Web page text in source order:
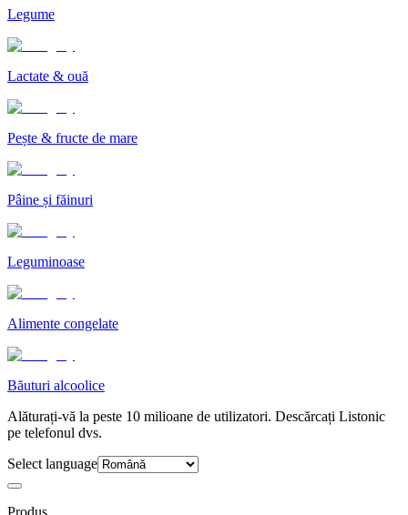
Legume
Lactate & ouă
Pește & fructe de mare
Pâine și făinuri
Leguminoase
Alimente congelate
Băuturi alcoolice
Alăturați-vă la peste 10 milioane de utilizatori. Descărcați Listonic
pe telefonul dvs.
Select language
Produs